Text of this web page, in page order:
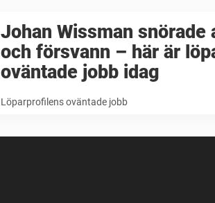
Johan Wissman
och försvann – här är
oväntade jobb idag
Löparprofilens oväntade jobb